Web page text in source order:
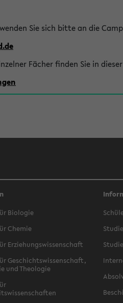
Sie sich bitte an die
Fächer finden Sie in
Biologie
Chemie
Erziehungswissenschaft
Geschichtswissenschaft,
und Theologie